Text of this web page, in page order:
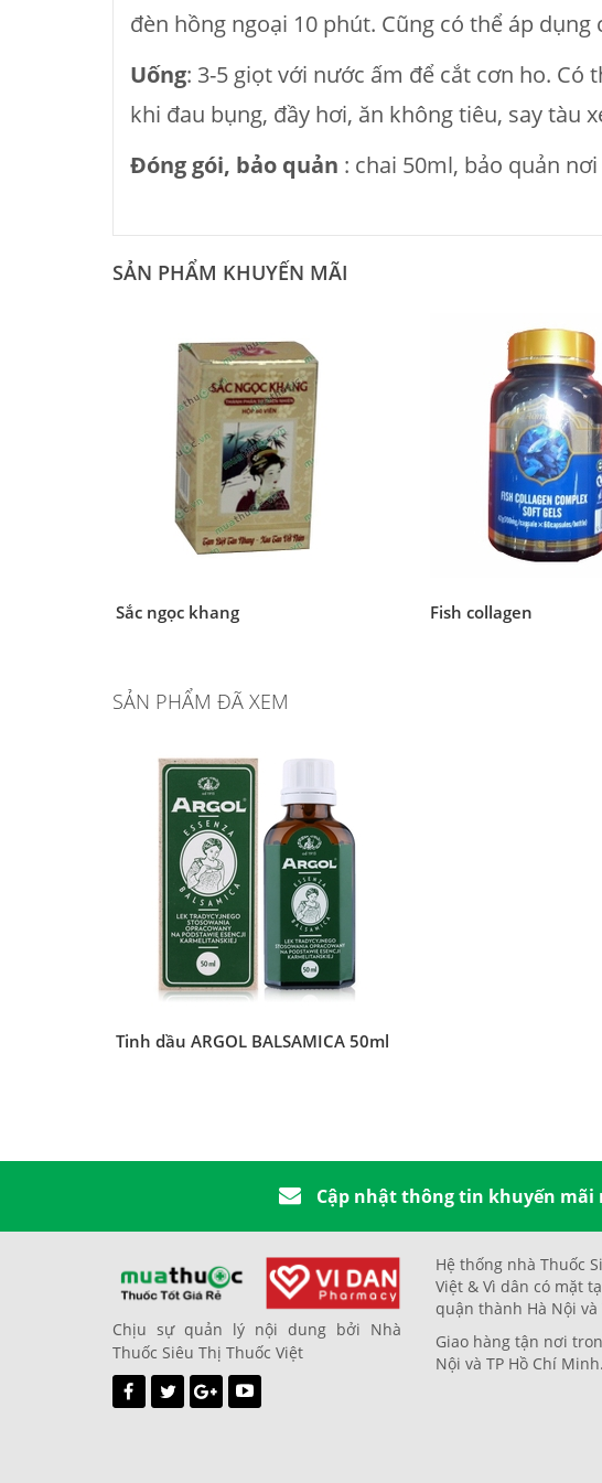
đèn hồng ngoại 10 phút. Cũng có thể áp
Uống: 3-5 giọt với nước ấm để cắt cơn ho. Có
khi đau bụng, đầy hơi, ăn không tiêu, say tàu
Đóng gói, bảo quản : chai 50ml, bảo quản
SẢN PHẨM KHUYẾN MÃI
Sắc ngọc khang Fish collagen
SẢN PHẨM ĐÃ XEM
Tinh dầu ARGOL BALSAMICA 50ml
Cập nhật thông tin khuyến
Chịu sự quản lý nội dung bởi Nhà
Thuốc Siêu Thị Thuốc Việt
Hệ thống nhà Thuốc
Việt & Vì dân có mặt
quận thành Hà Nội và
Giao hàng tận nơi
Nội và TP Hồ Chí Minh.